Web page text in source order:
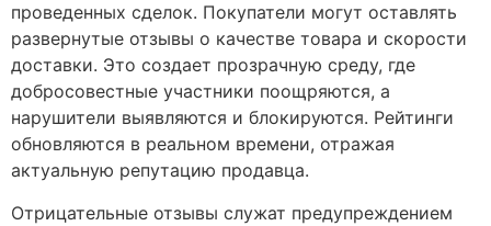
проведенных сделок. Покупатели могут оставлять
развернутые отзывы о качестве товара и скорости
доставки. Это создает прозрачную среду, где
добросовестные участники поощряются, а
нарушители выявляются и блокируются. Рейтинги
обновляются в реальном времени, отражая
актуальную репутацию продавца.
Отрицательные отзывы служат предупреждением